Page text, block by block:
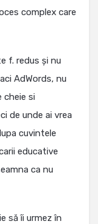
complex care
f. redus și nu
AdWords, nu
cheie si
de unde ai vrea
cuvintele
educative
ca nu
să îi urmez în